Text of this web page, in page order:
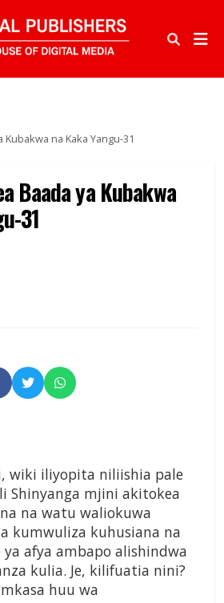
na Kaka Yangu-31
Baada ya Kubakwa
31
wiki iliyopita niliishia pale
Shinyanga mjini akitokea
na watu waliokuwa
kumwuliza kuhusiana na
afya ambapo alishindwa
kulia. Je, kilifuatia nini?
huu wa